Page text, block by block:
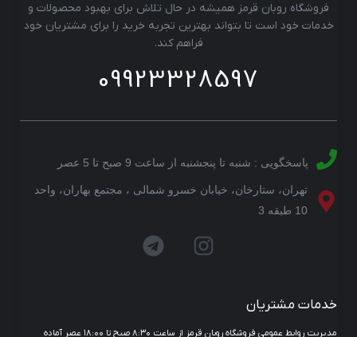
فروشگاه روبان قرمز همیشه در حال تلاش برای بهبود محصولات و
خدمات خود است تا بتواند بهترین تجربه خرید را برای مشتریان خود
فراهم کند.
09923328597
پاسخگویی : شنبه تا پنجشنبه از ساعت 9 صبح تا 5 عصر
تهران، ستارخان، خیابان خسرو شمالی ، مجتمع بهاران، واحد
10 طبقه 3
خدمات مشتریان
مدیریت روابط عمومی فروشگاه روبان قرمز از ساعت ۸:۳۰ صبح تا ۱۸:۰۰ عصر آماده